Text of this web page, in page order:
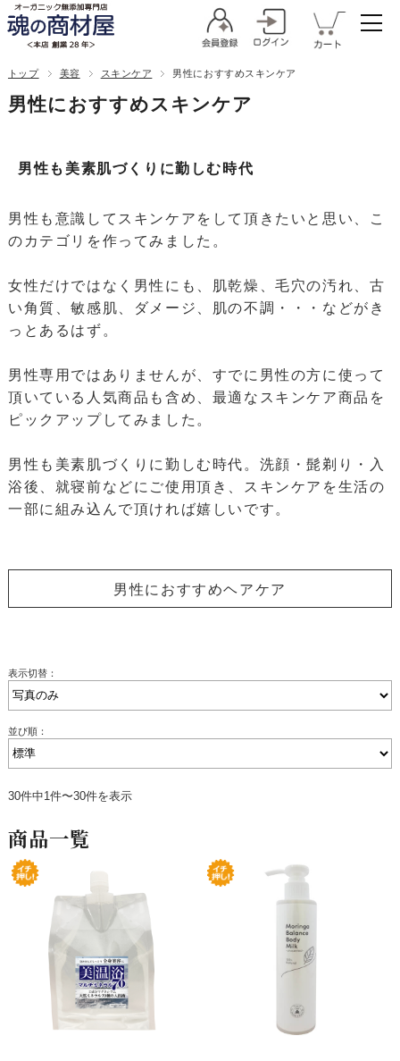
トップ 美容 スキンケア 男性におすすめスキンケア
男性におすすめスキンケア
男性も美素肌づくりに勤しむ時代
男性も意識してスキンケアをして頂きたいと思い、こ
のカテゴリを作ってみました。
女性だけではなく男性にも、肌乾燥、毛穴の汚れ、古
い角質、敏感肌、ダメージ、肌の不調・・・などがき
っとあるはず。
男性専用ではありませんが、すでに男性の方に使って
頂いている人気商品も含め、最適なスキンケア商品を
ピックアップしてみました。
男性も美素肌づくりに勤しむ時代。洗顔・髭剃り・入
浴後、就寝前などにご使用頂き、スキンケアを生活の
一部に組み込んで頂ければ嬉しいです。
男性におすすめヘアケア
表示切替：
並び順：
30件中1件〜30件を表示
商品一覧